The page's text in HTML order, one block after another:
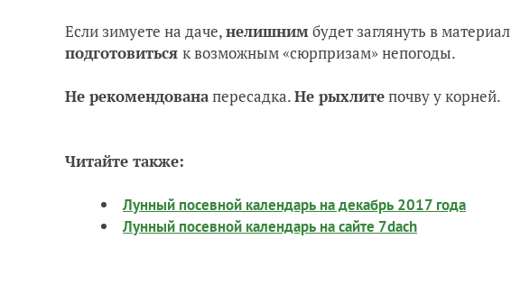
Если зимуете на даче,нелишнимбудет заглянуть в материал
подготовиться к возможным «сюрпризам» непогоды.
Не рекомендованапересадка.Не рыхлитепочву у корней.
Читайте также:
Лунный посевной календарь на декабрь 2017 года
Лунный посевной календарь на сайте 7dach